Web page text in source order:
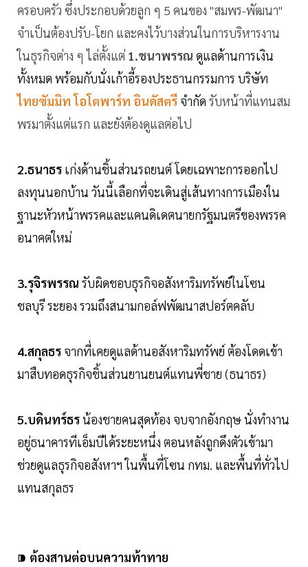
ครอบครัว ซึ่งประกอบด้วยลูก ๆ 5 คนของ "สมพร-พัฒนา"
จำเป็นต้องปรับ-โยก และคงไว้บางส่วนในการบริหารงาน
ในธุรกิจต่าง ๆ ไล่ตั้งแต่ 1.ชนาพรรณ ดูแลด้านการเงิน
ทั้งหมด พร้อมกับนั่งเก้าอี้รองประธานกรรมการ บริษัท
ไทยซัมมิท โอโตพาร์ท อินดัสตรี จำกัด รับหน้าที่แทนสม
พรมาตั้งแต่แรก และยังต้องดูแลต่อไป
2.ธนาธร เก่งด้านชิ้นส่วนรถยนต์ โดยเฉพาะการออกไป
ลงทุนนอกบ้าน วันนี้เลือกที่จะเดินสู่เส้นทางการเมืองใน
ฐานะหัวหน้าพรรคและแคนดิเดตนายกรัฐมนตรีของพรรค
อนาคตใหม่
3.รุจิรพรรณ รับผิดชอบธุรกิจอสังหาริมทรัพย์ในโซน
ชลบุรี ระยอง รวมถึงสนามกอล์ฟพัฒนาสปอร์ตคลับ
4.สกุลธร จากที่เคยดูแลด้านอสังหาริมทรัพย์ ต้องโดดเข้า
มาสืบทอดธุรกิจชิ้นส่วนยานยนต์แทนพี่ชาย (ธนาธร)
5.บดินทร์ธรน้องชายคนสุดท้อง จบจากอังกฤษ นั่งทำงาน
อยู่ธนาคารทีเอ็มบีได้ระยะหนึ่ง ตอนหลังถูกดึงตัวเข้ามา
ช่วยดูแลธุรกิจอสังหาฯ ในพื้นที่โซน กทม. และพื้นที่ทั่วไป
แทนสกุลธร
⁍ ต้องสานต่อบนความท้าทาย